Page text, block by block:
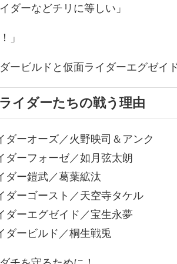
ダーなどチリに等しい」
」
ービルドと仮面ライダーエグゼイ
イダーたちの戦う理由
ダーオーズ／火野映司＆アンク
ダーフォーゼ／如月弦太朗
ダー鎧武／葛葉絋汰
ダーゴースト／天空寺タケル
ダーエグゼイド／宝生永夢
ダービルド／桐生戦兎